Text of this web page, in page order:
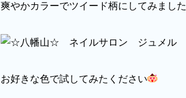
爽やかカラーでツイード柄にしてみました
お好きな色で試してみたください